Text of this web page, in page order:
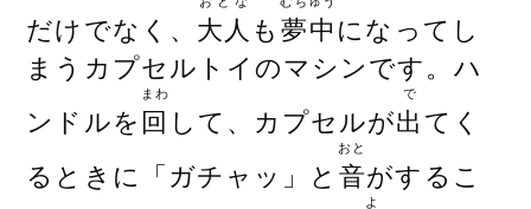
だけでなく、 大人 も夢中になってし
まうカプセルトイのマシンです。ハ
ンドルを回
まわ
して、カプセルが出
で
てく
るときに「ガチャッ」と 音
おと
がするこ
よ